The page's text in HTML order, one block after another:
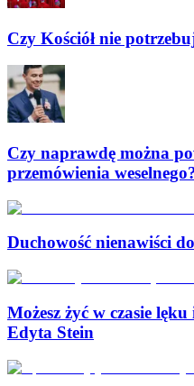
Czy Kościół nie
Czy naprawdę można
przemówienia
Duchowość nienawiści
Możesz żyć w czasie
Edyta Stein